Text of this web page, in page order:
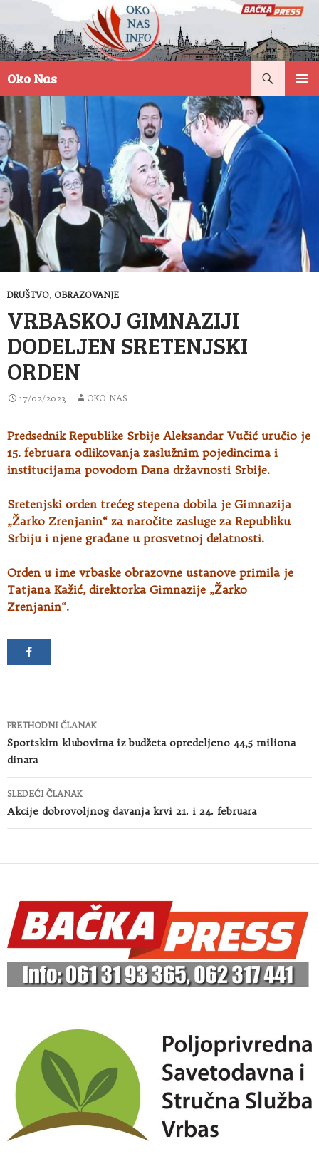
Oko Nas
NA
SADRŽAJ
DRUŠTVO, OBRAZOVANJE
VRBASKOJ GIMNAZIJI
DODELJEN SRETENJSKI
ORDEN
17/02/2023 OKO NAS
Predsednik Republike Srbije Aleksandar Vučić uručio je
15. februara odlikovanja zaslužnim pojedincima i
institucijama povodom Dana državnosti Srbije.
Sretenjski orden trećeg stepena dobila je Gimnazija
„Žarko Zrenjanin“ za naročite zasluge za Republiku
Srbiju i njene građane u prosvetnoj delatnosti.
Orden u ime vrbaske obrazovne ustanove primila je
Tatjana Kažić, direktorka Gimnazije „Žarko
Zrenjanin“.
Kretanje
članaka
PRETHODNI ČLANAK
Sportskim klubovima iz budžeta opredeljeno 44,5 miliona
dinara
SLEDEĆI ČLANAK
Akcije dobrovoljnog davanja krvi 21. i 24. februara